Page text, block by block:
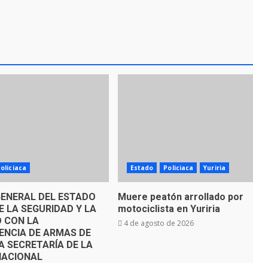
DEL ESTADO
LA SEGURIDAD Y LA
CON LA
DE ARMAS DE
SECRETARÍA DE LA
Estado Policiaca Yuriria
Muere peatón arrollado por
motociclista en Yuriria
4 de agosto de 2026